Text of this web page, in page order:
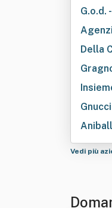
G.o.d.
Della
Vedi più